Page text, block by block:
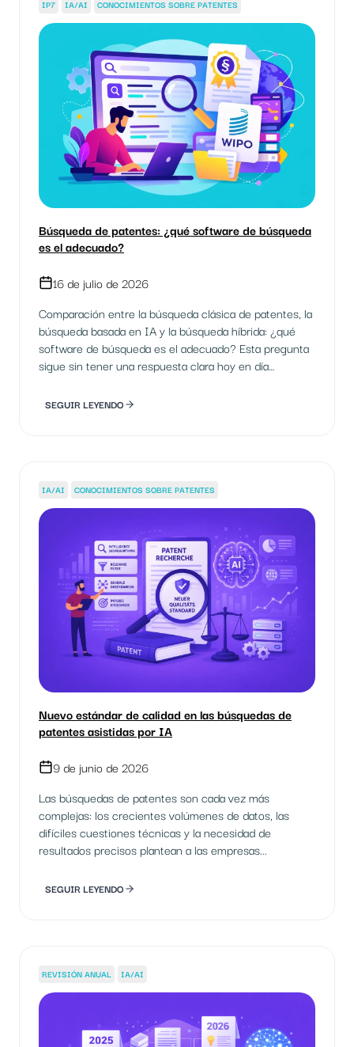
IP7 IA/AI CONOCIMIENTOS SOBRE PATENTES
Búsqueda de patentes: ¿qué software de búsqueda
es el adecuado?
16 de julio de 2026
Comparación entre la búsqueda clásica de patentes, la
búsqueda basada en IA y la búsqueda híbrida: ¿qué
software de búsqueda es el adecuado? Esta pregunta
sigue sin tener una respuesta clara hoy en día…
SEGUIR LEYENDO
IA/AI CONOCIMIENTOS SOBRE PATENTES
Nuevo estándar de calidad en las búsquedas de
patentes asistidas por IA
9 de junio de 2026
Las búsquedas de patentes son cada vez más
complejas: los crecientes volúmenes de datos, las
difíciles cuestiones técnicas y la necesidad de
resultados precisos plantean a las empresas...
SEGUIR LEYENDO
REVISIÓN ANUAL IA/AI